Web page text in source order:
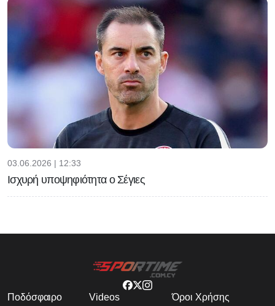
03.06.2026 | 12:33
Ισχυρή υποψηφιότητα ο Σέγιες
Ποδόσφαιρο Videos Όροι Χρήσης